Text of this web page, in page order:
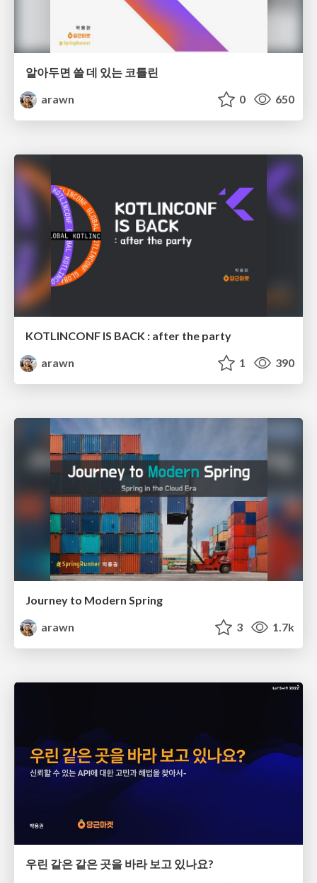
알아두면 쓸 데 있는 코틀린
arawn
0 650
KOTLINCONF IS BACK : after the party
arawn
1 390
Journey to Modern Spring
arawn
3 1.7k
우린 같은 같은 곳을 바라 보고 있나요?